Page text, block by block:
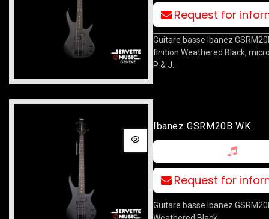
Request for
Guitare basse Ibanez
finition Weathered Black,
P & J.
Ibanez GSRM20B WK
Request for
Guitare basse Ibanez